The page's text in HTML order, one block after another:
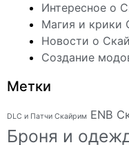
Интересное о
Магия и крики
Новости о
Создание
Метки
DLC и Патчи Скайрим ENB
Броня и